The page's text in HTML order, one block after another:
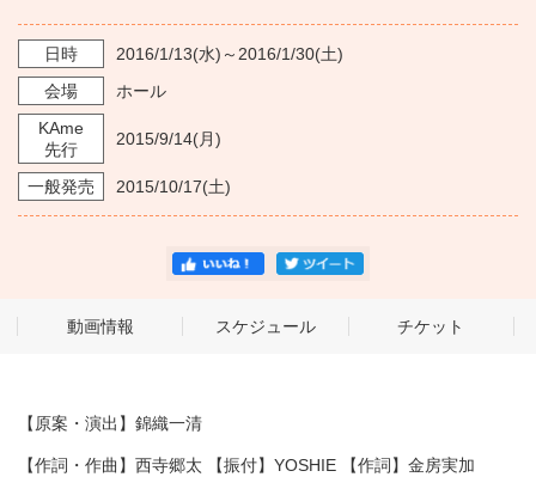
日時 2016/1/13(水)～ 2016/1/30(土)
会場
ホール
KAme
先行
2015/9/14(月)
一般発売 2015/10/17(土)
動画情報 スケジュール チケット
【原案・演出】錦織一清
【作詞・作曲】西寺郷太 【振付】YOSHIE 【作詞】金房実加